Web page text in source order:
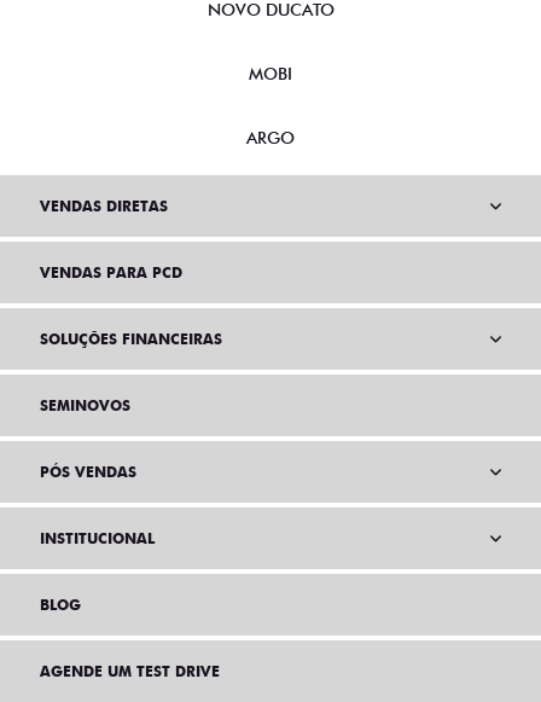
NOVO DUCATO
MOBI
ARGO
VENDAS DIRETAS
VENDAS PARA PCD
SOLUÇÕES FINANCEIRAS
SEMINOVOS
PÓS VENDAS
INSTITUCIONAL
BLOG
AGENDE UM TEST DRIVE